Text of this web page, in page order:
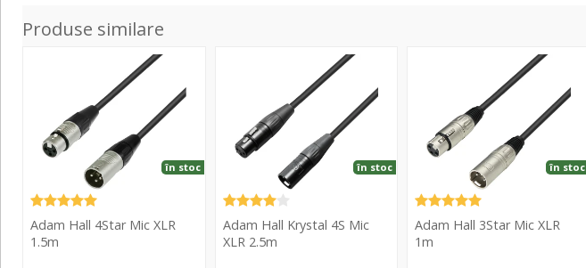
Produse similare
Adam Hall 4Star Mic XLR
1.5m
în stoc
2.5m
Adam Hall Krystal 4S Mic
XLR 2.5m
în stoc
Adam Hall 3Star Mic XLR
1m
în stoc